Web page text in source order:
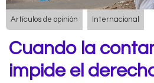
Artículos de opinión Internacional
Cuando la
impide el